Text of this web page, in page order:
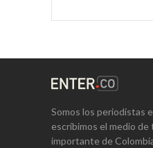
Somos los periodistas
escribimos el medio de
importante de